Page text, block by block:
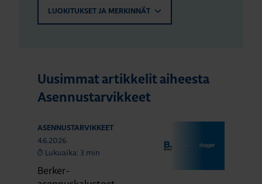
LUOKITUKSET JA MERKINNÄT
Uusimmat artikkelit aiheesta
Asennustarvikkeet
ASENNUSTARVIKKEET
4.6.2026
Lukuaika: 3 min
Berker-